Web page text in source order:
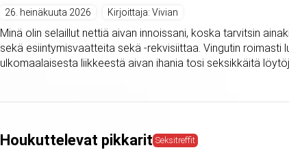
26. heinäkuuta 2026 Kirjoittaja: Vivian
Minä olin selaillut nettiä aivan innoissani, koska tarvitsin
sekä esiintymisvaatteita sekä -rekvisiittaa. Vingutin roimasti
ulkomaalaisesta liikkeestä aivan ihania tosi seksikkäitä
Houkuttelevat pikkarit Seksitreffit